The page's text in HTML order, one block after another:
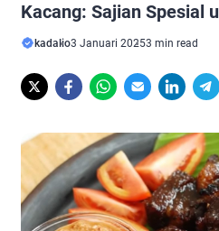
Kacang: Sajian Spesial
kadalio3 Januari 20253 min read